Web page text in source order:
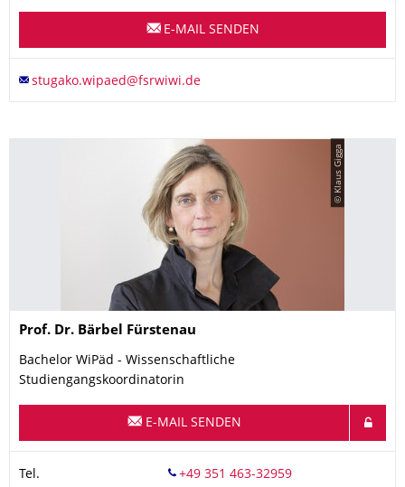
E-MAIL SENDEN
© Klaus Gigga
Name
Prof. Dr. Bärbel Fürstenau
Bachelor WiPäd - Wissenschaftliche
Studiengangskoordinatorin
E-MAIL SENDEN
Tel.